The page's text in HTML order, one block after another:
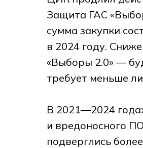
Защита ГАС
сумма закупки
в 2024 году.
«Выборы 2.0» —
требует меньше
В 2021—2024
и вредоносного
подверглись